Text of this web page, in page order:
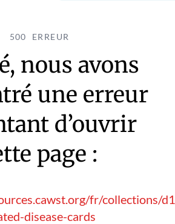
500 ERREUR
nous avons
une erreur
d’ouvrir
page :
fr/collections/
disease-cards